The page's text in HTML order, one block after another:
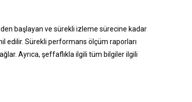
başlayan ve sürekli izleme sürecine kadar
edilir. Sürekli performans ölçüm raporları
Ayrıca, şeffaflıkla ilgili tüm bilgiler ilgili